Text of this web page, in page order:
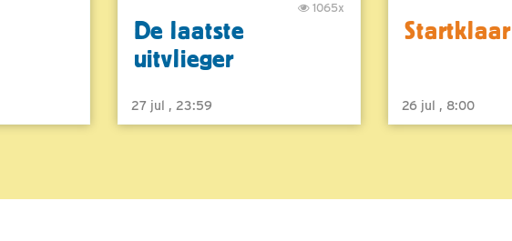
1065x
De laatste
uitvlieger
27 jul , 23:59
Startklaar
26 jul , 8:00